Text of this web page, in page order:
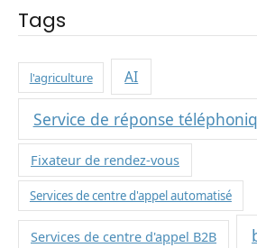
Tags
l'agriculture AI
Service de réponse
Fixateur de rendez-vous
Services de centre d'appel automatisé
Services de centre d'appel B2B